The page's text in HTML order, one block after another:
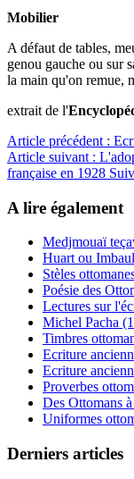
Mobilier
A défaut de tables,
genou gauche ou sur
la main qu'on remue,
extrait de l'
Article précédent :
Article suivant :
française en 1928
A lire également
Medjmouaï
Huart ou
Stèles
Poésie des
Lectures sur
Michel Pacha
Timbres
Ecriture
Ecriture
Proverbes
Des Ottomans
Uniformes
Derniers articles